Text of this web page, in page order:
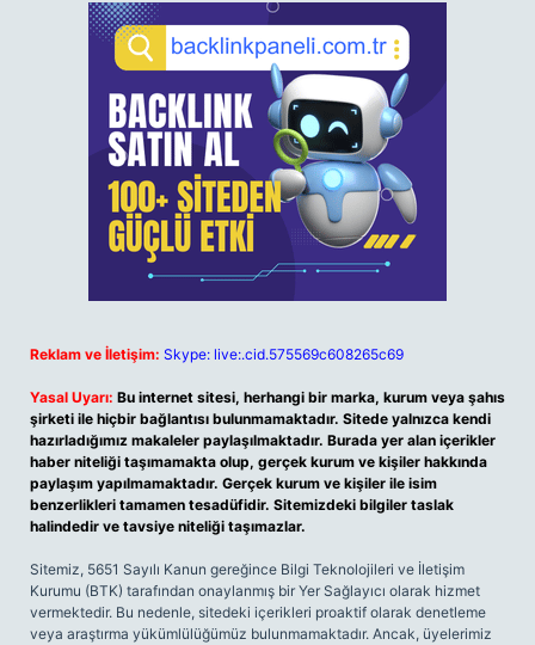
Reklam ve İletişim: Skype: live:.cid.575569c608265c69
Yasal Uyarı: Bu internet sitesi, herhangi bir marka, kurum veya şahıs
şirketi ile hiçbir bağlantısı bulunmamaktadır. Sitede yalnızca kendi
hazırladığımız makaleler paylaşılmaktadır. Burada yer alan içerikler
haber niteliği taşımamakta olup, gerçek kurum ve kişiler hakkında
paylaşım yapılmamaktadır. Gerçek kurum ve kişiler ile isim
benzerlikleri tamamen tesadüfidir. Sitemizdeki bilgiler taslak
halindedir ve tavsiye niteliği taşımazlar.
Sitemiz, 5651 Sayılı Kanun gereğince Bilgi Teknolojileri ve İletişim
Kurumu (BTK) tarafından onaylanmış bir Yer Sağlayıcı olarak hizmet
vermektedir. Bu nedenle, sitedeki içerikleri proaktif olarak denetleme
veya araştırma yükümlülüğümüz bulunmamaktadır. Ancak, üyelerimiz